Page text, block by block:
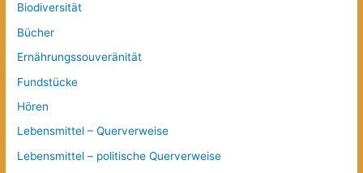
Biodiversität
Bücher
Ernährungssouveränität
Fundstücke
Hören
Lebensmittel – Querverweise
Lebensmittel – politische Querverweise